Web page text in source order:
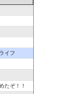
イフ
たぞ！！